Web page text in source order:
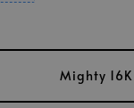
Mighty 16K